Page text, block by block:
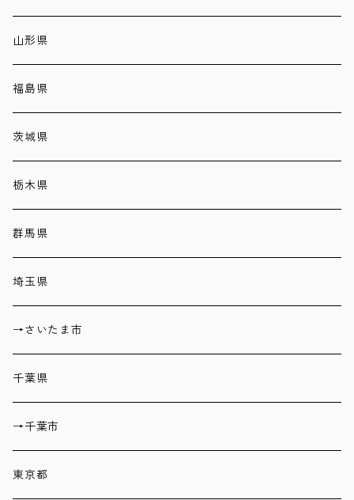
山形県
福島県
茨城県
栃木県
群馬県
埼玉県
→さいたま市
千葉県
→千葉市
東京都